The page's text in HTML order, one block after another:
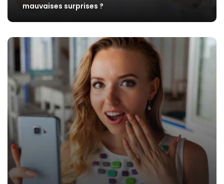
mauvaises surprises ?